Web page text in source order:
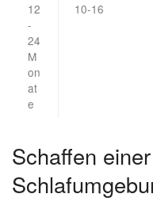
12
-
24
M
on
at
e
10-16
Schaffen